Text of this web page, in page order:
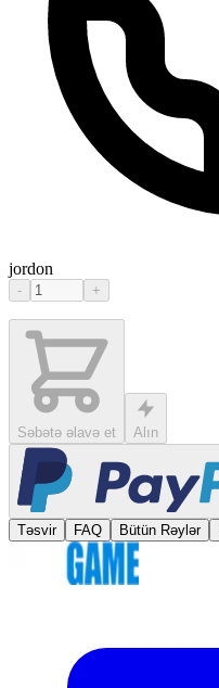
jordon
- +
Səbətə əlavə et Alın
Təsvir
FAQ Bütün Rəylər